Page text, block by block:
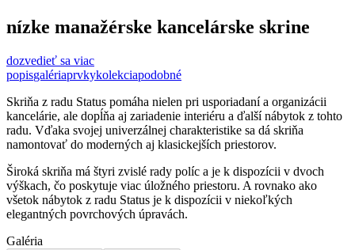
nízke manažérske kancelárske skrine
dozvedieť sa viac
popisgalériaprvkykolekciapodobné
Skriňa z radu Status pomáha nielen pri usporiadaní a organizácii
kancelárie, ale dopĺňa aj zariadenie interiéru a ďalší nábytok z tohto
radu. Vďaka svojej univerzálnej charakteristike sa dá skriňa
namontovať do moderných aj klasickejších priestorov.
Široká skriňa má štyri zvislé rady políc a je k dispozícii v dvoch
výškach, čo poskytuje viac úložného priestoru. A rovnako ako
všetok nábytok z radu Status je k dispozícii v niekoľkých
elegantných povrchových úpravách.
Galéria